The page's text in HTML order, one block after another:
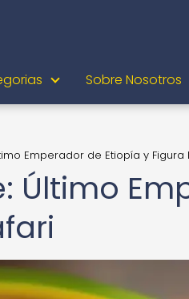
Sobre Nosotros
Emperador de Etiopía y Figura
Último